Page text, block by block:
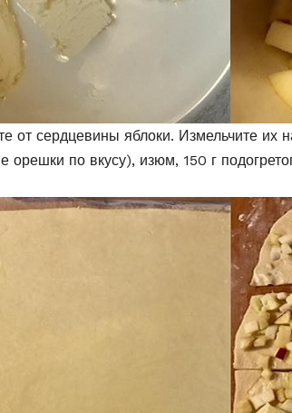
от сердцевины яблоки. Измельчите их
орешки по вкусу), изюм, 150 г